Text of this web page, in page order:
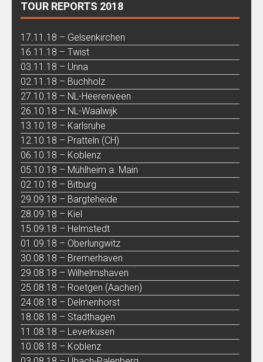
TOUR REPORTS 2018
17.11.18 – Gelsenkirchen
16.11.18 – Twist
03.11.18 – Unna
02.11.18 – Buchholz
27.10.18 – NL-Heerenveen
26.10.18 – NL-Waalwijk
13.10.18 – Karlsruhe
12.10.18 – Pratteln (CH)
06.10.18 – Koblenz
05.10.18 – Mühlheim a. Main
02.10.18 – Bitburg
29.09.18 – Bargteheide
28.09.18 – Kiel
15.09.18 – Helmstedt
01.09.18 – Oberlungwitz
30.08.18 – Bremerhaven
29.08.18 – Wilhelmshaven
25.08.18 – Roetgen (Aachen)
24.08.18 – Delmenhorst
18.08.18 – Stadthagen
11.08.18 – Leverkusen
10.08.18 – Koblenz